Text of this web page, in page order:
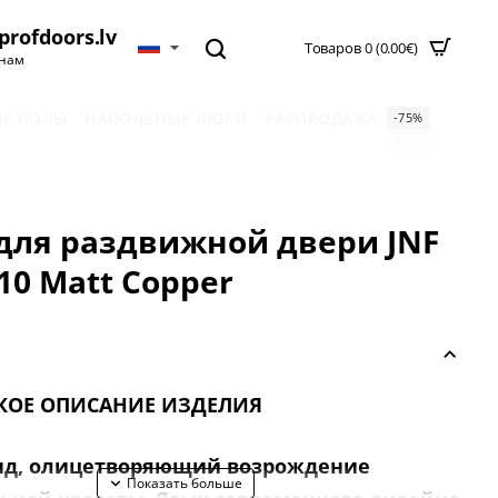
Товаров 0 (0.00€)
-75%
раздвижной двери JNF
Matt Copper
ОПИСАНИЕ ИЗДЕЛИЯ
олицетворяющий возрождение